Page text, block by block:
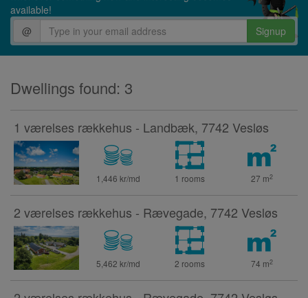
available!
@
Signup
Dwellings found: 3
1 værelses rækkehus - Landbæk, 7742 Vesløs
1,446 kr/md 1 rooms 27 m2
2 værelses rækkehus - Rævegade, 7742 Vesløs
5,462 kr/md 2 rooms 74 m2